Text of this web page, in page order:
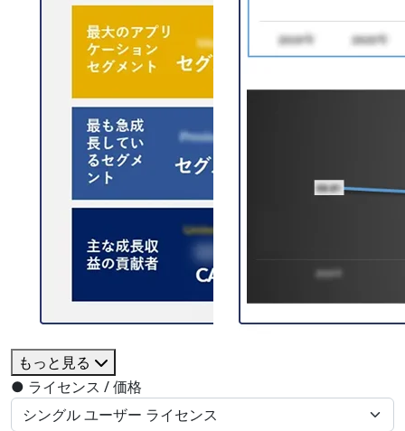
もっと見る
● ライセンス / 価格